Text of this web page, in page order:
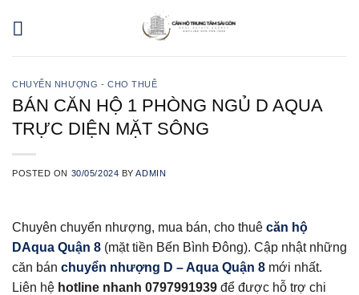
CHUYỂN NHƯỢNG - CHO THUÊ
BÁN CĂN HỘ 1 PHÒNG NGỦ D AQUA
TRỰC DIỆN MẶT SÔNG
POSTED ON 30/05/2024 BYADMIN
Chuyên chuyển nhượng, mua bán, cho thuê căn hộ
DAqua Quận 8 (mặt tiền Bến Bình Đông). Cập nhật những
căn bán chuyển nhượng D – Aqua Quận 8 mới nhất.
Liên hệ hotline nhanh 0797991939 để được hỗ trợ chi